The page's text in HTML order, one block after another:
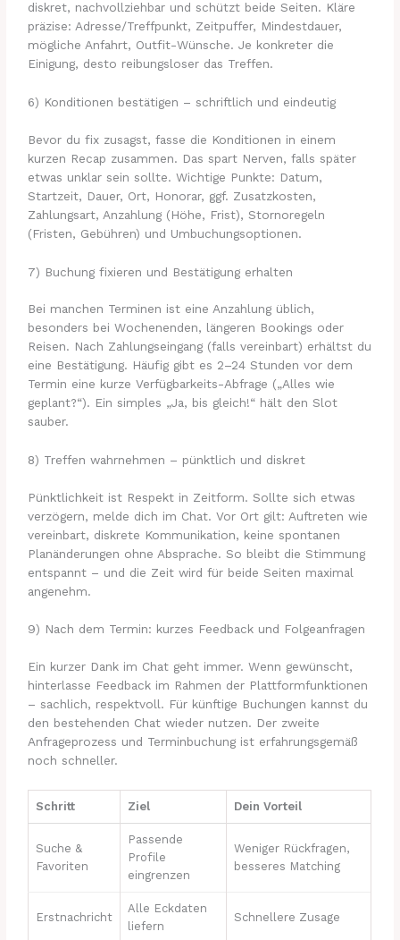
diskret, nachvollziehbar und schützt beide Seiten. Kläre
präzise: Adresse/Treffpunkt, Zeitpuffer, Mindestdauer,
mögliche Anfahrt, Outfit-Wünsche. Je konkreter die
Einigung, desto reibungsloser das Treffen.
6) Konditionen bestätigen – schriftlich und eindeutig
Bevor du fix zusagst, fasse die Konditionen in einem
kurzen Recap zusammen. Das spart Nerven, falls später
etwas unklar sein sollte. Wichtige Punkte: Datum,
Startzeit, Dauer, Ort, Honorar, ggf. Zusatzkosten,
Zahlungsart, Anzahlung (Höhe, Frist), Stornoregeln
(Fristen, Gebühren) und Umbuchungsoptionen.
7) Buchung fixieren und Bestätigung erhalten
Bei manchen Terminen ist eine Anzahlung üblich,
besonders bei Wochenenden, längeren Bookings oder
Reisen. Nach Zahlungseingang (falls vereinbart) erhältst du
eine Bestätigung. Häufig gibt es 2–24 Stunden vor dem
Termin eine kurze Verfügbarkeits-Abfrage („Alles wie
geplant?“). Ein simples „Ja, bis gleich!“ hält den Slot
sauber.
8) Treffen wahrnehmen – pünktlich und diskret
Pünktlichkeit ist Respekt in Zeitform. Sollte sich etwas
verzögern, melde dich im Chat. Vor Ort gilt: Auftreten wie
vereinbart, diskrete Kommunikation, keine spontanen
Planänderungen ohne Absprache. So bleibt die Stimmung
entspannt – und die Zeit wird für beide Seiten maximal
angenehm.
9) Nach dem Termin: kurzes Feedback und Folgeanfragen
Ein kurzer Dank im Chat geht immer. Wenn gewünscht,
hinterlasse Feedback im Rahmen der Plattformfunktionen
– sachlich, respektvoll. Für künftige Buchungen kannst du
den bestehenden Chat wieder nutzen. Der zweite
Anfrageprozess und Terminbuchung ist erfahrungsgemäß
noch schneller.
Schritt Ziel Dein Vorteil
Suche &
Favoriten
Passende
Profile
eingrenzen
Weniger Rückfragen,
besseres Matching
Erstnachricht
Alle Eckdaten
liefern
Schnellere Zusage